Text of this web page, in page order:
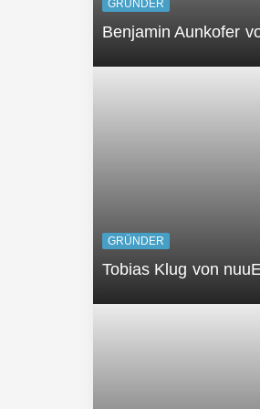
GRÜNDER
Benjamin Aunkofer
GRÜNDER
Tobias Klug von